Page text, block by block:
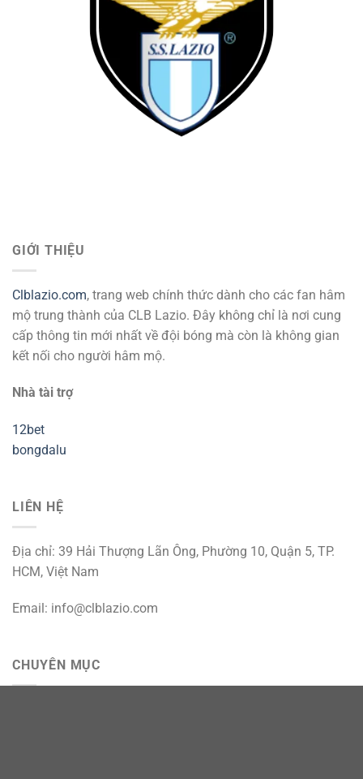
GIỚI THIỆU
Clblazio.com, trang web chính thức dành cho các fan hâm
mộ trung thành của CLB Lazio. Đây không chỉ là nơi cung
cấp thông tin mới nhất về đội bóng mà còn là không gian
kết nối cho người hâm mộ.
Nhà tài trợ
12bet
bongdalu
LIÊN HỆ
Địa chỉ: 39 Hải Thượng Lãn Ông, Phường 10, Quận 5, TP.
HCM, Việt Nam
Email: info@clblazio.com
CHUYÊN MỤC